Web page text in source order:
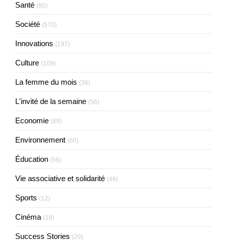
Santé (80)
Société (570)
Innovations (197)
Culture (109)
La femme du mois (38)
L'invité de la semaine (56)
Economie (89)
Environnement (60)
Éducation (56)
Vie associative et solidarité (46)
Sports (12)
Cinéma (18)
Success Stories (29)